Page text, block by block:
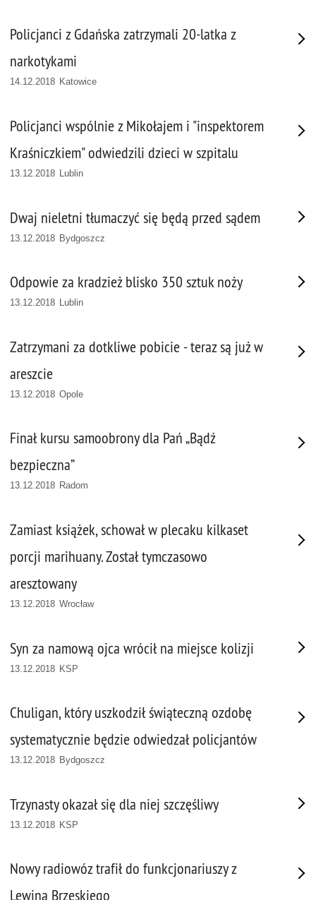
Policjanci z Gdańska zatrzymali 20-latka z
narkotykami
14.12.2018 Katowice
Policjanci wspólnie z Mikołajem i "inspektorem
Kraśniczkiem" odwiedzili dzieci w szpitalu
13.12.2018 Lublin
Dwaj nieletni tłumaczyć się będą przed sądem
13.12.2018 Bydgoszcz
Odpowie za kradzież blisko 350 sztuk noży
13.12.2018 Lublin
Zatrzymani za dotkliwe pobicie - teraz są już w
areszcie
13.12.2018 Opole
Finał kursu samoobrony dla Pań „Bądź
bezpieczna”
13.12.2018 Radom
Zamiast książek, schował w plecaku kilkaset
porcji marihuany. Został tymczasowo
aresztowany
13.12.2018 Wrocław
Syn za namową ojca wrócił na miejsce kolizji
13.12.2018 KSP
Chuligan, który uszkodził świąteczną ozdobę
systematycznie będzie odwiedzał policjantów
13.12.2018 Bydgoszcz
Trzynasty okazał się dla niej szczęśliwy
13.12.2018 KSP
Nowy radiowóz trafił do funkcjonariuszy z
Lewina Brzeskiego